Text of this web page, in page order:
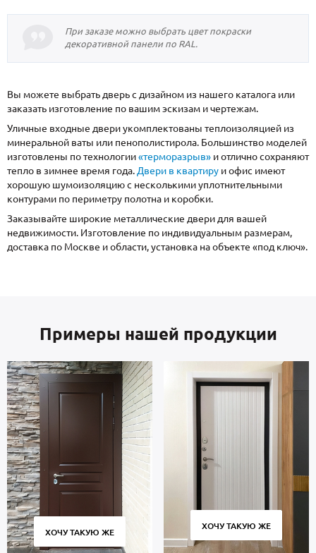
При заказе можно выбрать цвет покраски
декоративной панели по RAL.
Вы можете выбрать дверь с дизайном из нашего каталога или
заказать изготовление по вашим эскизам и чертежам.
Уличные входные двери укомплектованы теплоизоляцией из
минеральной ваты или пенополистирола. Большинство моделей
изготовлены по технологии«терморазрыв» и отлично сохраняют
тепло в зимнее время года. Двери в квартиру и офис имеют
хорошую шумоизоляцию с несколькими уплотнительными
контурами по периметру полотна и коробки.
Заказывайте широкие металлические двери для вашей
недвижимости. Изготовление по индивидуальным размерам,
доставка по Москве и области, установка на объекте «под ключ».
Примеры нашей продукции
ХОЧУ ТАКУЮ ЖЕ
ХОЧУ ТАКУЮ ЖЕ